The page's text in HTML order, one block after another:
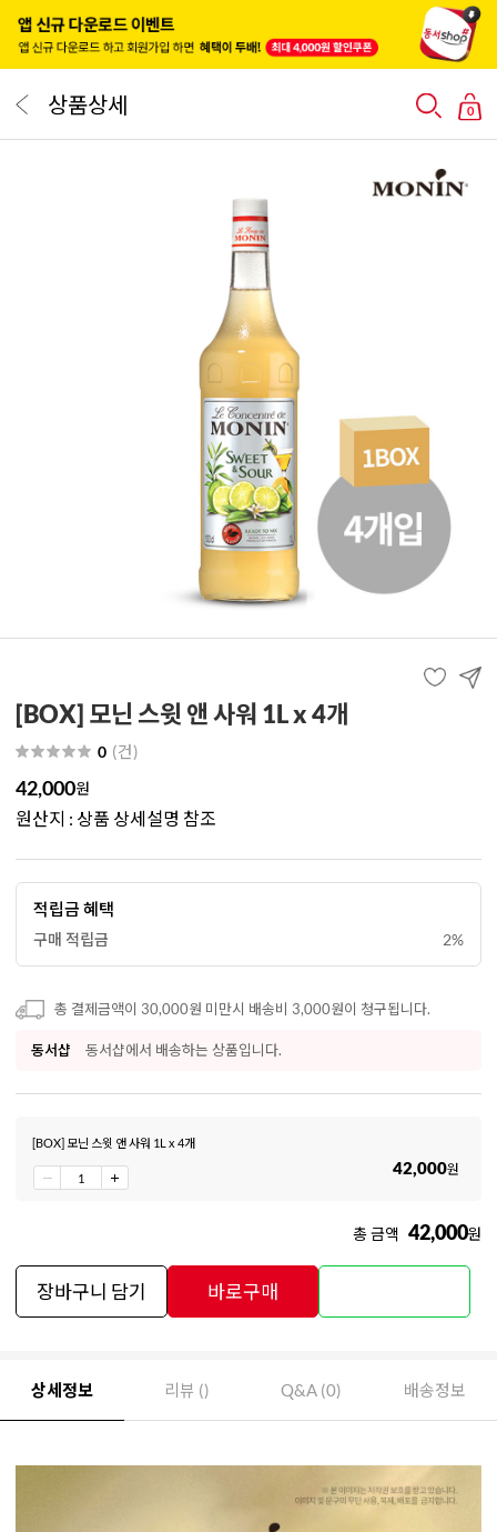
상품상세 0
[BOX] 모닌 스윗 앤 사워 1L x 4개
0 (건)
42,000원
원산지 : 상품 상세설명 참조
적립금 혜택
구매 적립금 2%
총 결제금액이 30,000원 미만시 배송비 3,000원이 청구됩니다.
동서샵 동서샵에서 배송하는 상품입니다.
[BOX] 모닌 스윗 앤 사워 1L x 4개
42,000원
총 금액 42,000원
장바구니 담기 바로구매
상세정보 리뷰 () Q&A (0) 배송정보